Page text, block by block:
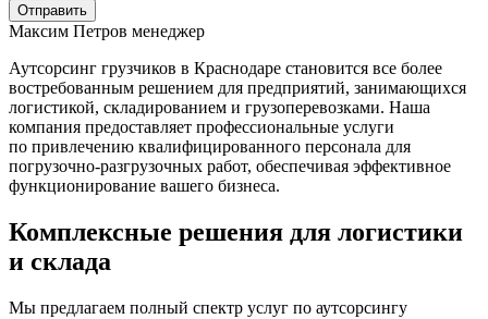
Отправить
Максим Петров менеджер
Аутсорсинг грузчиков в Краснодаре становится все более
востребованным решением для предприятий, занимающихся
логистикой, складированием и грузоперевозками. Наша
компания предоставляет профессиональные услуги
по привлечению квалифицированного персонала для
погрузочно-разгрузочных работ, обеспечивая эффективное
функционирование вашего бизнеса.
Комплексные решения для логистики
и склада
Мы предлагаем полный спектр услуг по аутсорсингу